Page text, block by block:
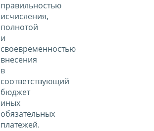
правильностью
исчисления,
полнотой
и
своевременностью
внесения
в
соответствующий
бюджет
иных
обязательных
платежей.